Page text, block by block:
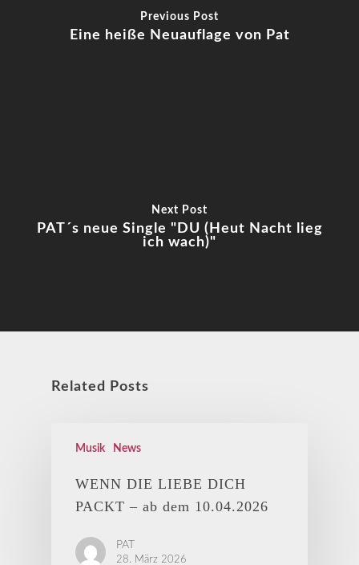
Previous Post
Eine heiße Neuauflage von Pat
Next Post
PAT´s neue Single "DU (Heut Nacht lieg
ich wach)"
Related Posts
Musik News
WENN DIE LIEBE DICH
PACKT – ab dem 10.04.2026
PAT
28. März 2026